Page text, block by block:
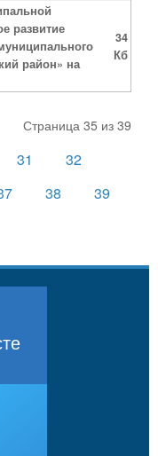
развитие
район» на
34
Кб
Страница 35 из 39
31
32
38
39